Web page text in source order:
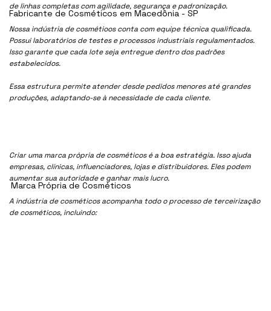
de linhas completas com agilidade, segurança e padronização.
Nossa indústria de cosmétioos conta com equipe técnica qualificada.
Possui laboratórios de testes e processos industriais regulamentados.
Isso garante que cada lote seja entregue dentro dos padrões
estabelecidos.
Essa estrutura permite atender desde pedidos menores até grandes
produções, adaptando-se à necessidade de cada cliente.
Criar uma marca própria de cosméticos é a boa estratégia. Isso ajuda
empresas, clínicas, influenciadores, lojas e distribuidores. Eles podem
aumentar sua autoridade e ganhar mais lucro.
A indústria de cosméticos acompanha todo o processo de terceirização
de cosméticos, incluindo:
Fabricante de Cosméticos em Macedônia - SP
Marca Própria de Cosméticos